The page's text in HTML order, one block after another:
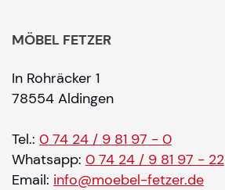
MÖBEL FETZER
In Rohräcker 1
78554 Aldingen
Tel.: 0 74 24 / 9 81 97 - 0
Whatsapp: 0 74 24 / 9 81 97 - 22
Email: info@moebel-fetzer.de